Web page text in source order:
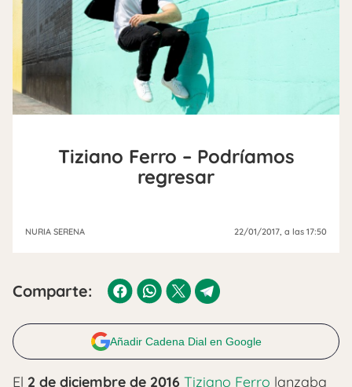
Tiziano Ferro – Podríamos
regresar
NURIA SERENA 22/01/2017 , a las 17:50
Comparte:
Añadir Cadena Dial en Google
El 2 de diciembre de 2016 Tiziano Ferro lanzaba